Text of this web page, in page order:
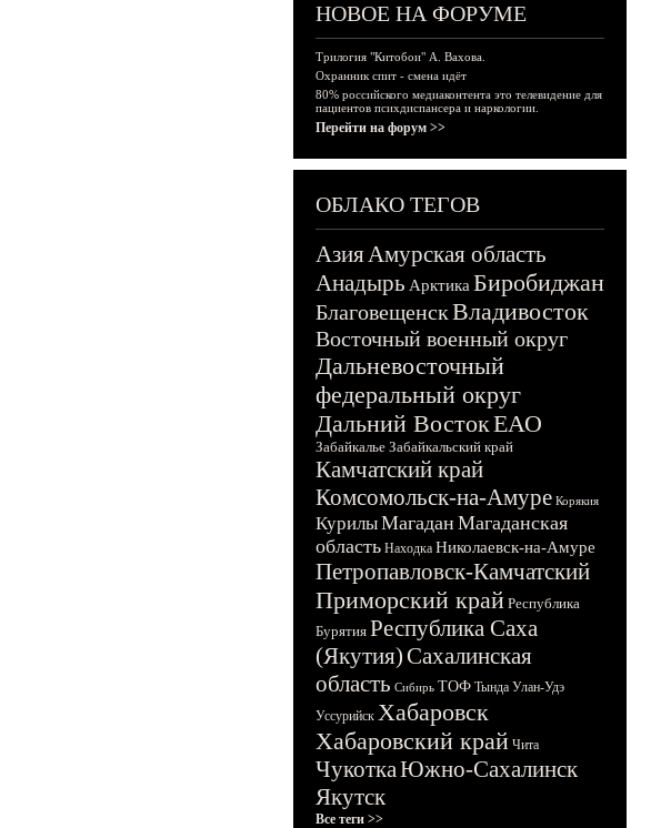
НОВОЕ НА ФОРУМЕ
Трилогия "Китобои" А. Вахова.
Охранник спит - смена идёт
80% российского медиаконтента это телевидение для
пациентов психдиспансера и наркологии.
Перейти на форум >>
ОБЛАКО ТЕГОВ
АзияАмурская область
Анадырь Арктика Биробиджан
БлаговещенскВладивосток
Восточный военный округ
Дальневосточный
федеральный округ
Дальний ВостокЕАО
Забайкалье Забайкальский край
Камчатский край
Комсомольск-на-Амуре Корякия
КурилыМагадан Магаданская
область Находка Николаевск-на-Амуре
Петропавловск-Камчатский
Приморский край Республика
Бурятия Республика Саха
(Якутия)Сахалинская
область Сибирь ТОФ Тында Улан-Удэ
Уссурийск Хабаровск
Хабаровский край Чита
ЧукоткаЮжно-Сахалинск
Якутск
Все теги >>